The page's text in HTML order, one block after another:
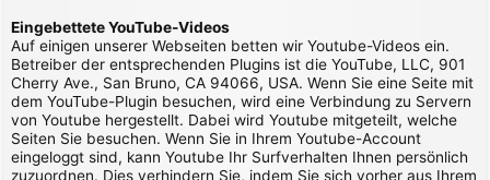
Eingebettete YouTube-Videos
Auf einigen unserer Webseiten betten wir Youtube-Videos ein.
Betreiber der entsprechenden Plugins ist die YouTube, LLC, 901
Cherry Ave., San Bruno, CA 94066, USA. Wenn Sie eine Seite mit
dem YouTube-Plugin besuchen, wird eine Verbindung zu Servern
von Youtube hergestellt. Dabei wird Youtube mitgeteilt, welche
Seiten Sie besuchen. Wenn Sie in Ihrem Youtube-Account
eingeloggt sind, kann Youtube Ihr Surfverhalten Ihnen persönlich
zuzuordnen. Dies verhindern Sie, indem Sie sich vorher aus Ihrem